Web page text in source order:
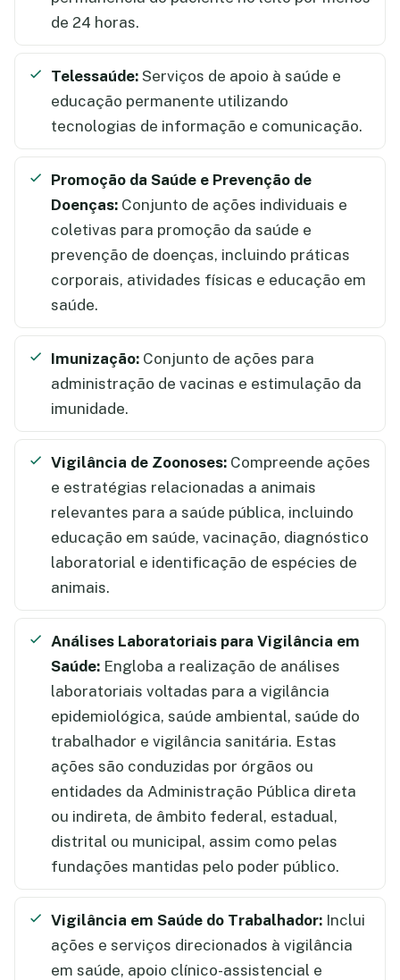
de 24 horas.
Telessaúde: Serviços de apoio à saúde e
educação permanente utilizando
tecnologias de informação e comunicação.
Promoção da Saúde e Prevenção de
Doenças: Conjunto de ações individuais e
coletivas para promoção da saúde e
prevenção de doenças, incluindo práticas
corporais, atividades físicas e educação em
saúde.
Imunização: Conjunto de ações para
administração de vacinas e estimulação da
imunidade.
Vigilância de Zoonoses: Compreende ações
e estratégias relacionadas a animais
relevantes para a saúde pública, incluindo
educação em saúde, vacinação, diagnóstico
laboratorial e identificação de espécies de
animais.
Análises Laboratoriais para Vigilância em
Saúde: Engloba a realização de análises
laboratoriais voltadas para a vigilância
epidemiológica, saúde ambiental, saúde do
trabalhador e vigilância sanitária. Estas
ações são conduzidas por órgãos ou
entidades da Administração Pública direta
ou indireta, de âmbito federal, estadual,
distrital ou municipal, assim como pelas
fundações mantidas pelo poder público.
Vigilância em Saúde do Trabalhador: Inclui
ações e serviços direcionados à vigilância
em saúde, apoio clínico-assistencial e